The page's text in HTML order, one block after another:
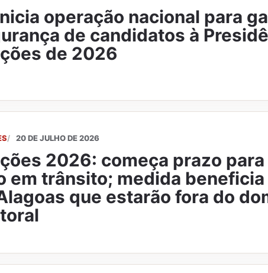
operação nacional para
de candidatos à
de 2026
20 DE JULHO DE 2026
2026: começa prazo
em trânsito; medida
que estarão fora do